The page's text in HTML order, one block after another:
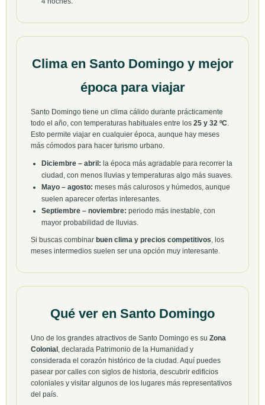
Clima en Santo Domingo y mejor
época para viajar
Santo Domingo tiene un clima cálido durante prácticamente
todo el año, con temperaturas habituales entre los 25 y 32 ºC.
Esto permite viajar en cualquier época, aunque hay meses
más cómodos para hacer turismo urbano.
Diciembre – abril: la época más agradable para recorrer la
ciudad, con menos lluvias y temperaturas algo más suaves.
Mayo – agosto: meses más calurosos y húmedos, aunque
suelen aparecer ofertas interesantes.
Septiembre – noviembre: periodo más inestable, con
mayor probabilidad de lluvias.
Si buscas combinar buen clima y precios competitivos, los
meses intermedios suelen ser una opción muy interesante.
Qué ver en Santo Domingo
Uno de los grandes atractivos de Santo Domingo es su Zona
Colonial , declarada Patrimonio de la Humanidad y
considerada el corazón histórico de la ciudad. Aquí puedes
pasear por calles con siglos de historia, descubrir edificios
coloniales y visitar algunos de los lugares más representativos
del país.